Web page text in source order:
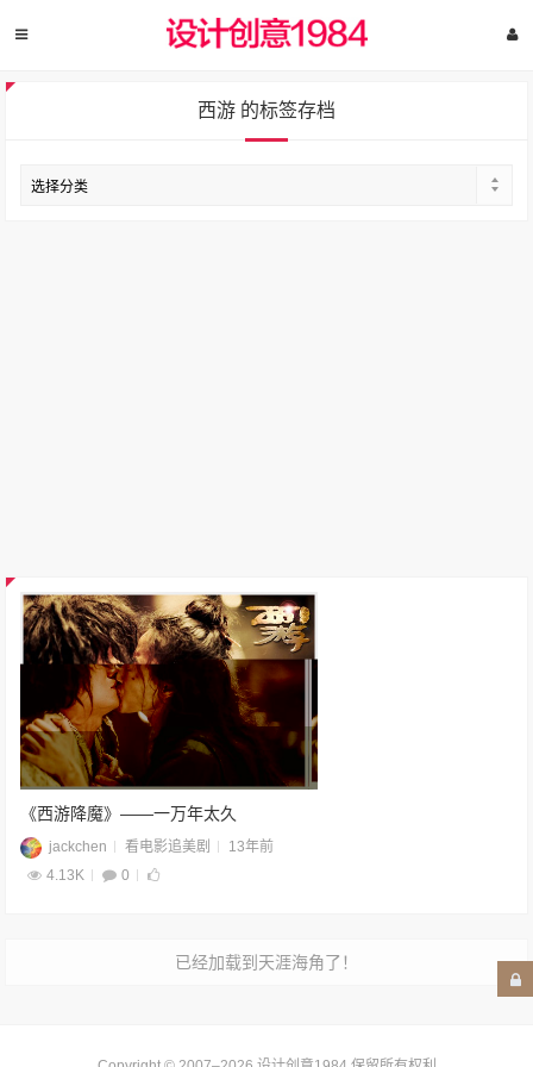
西游 的标签存档
《西游降魔》——一万年太久
jackchen 看电影追美剧
13年前
4.13K
0
已经加载到天涯海角了！